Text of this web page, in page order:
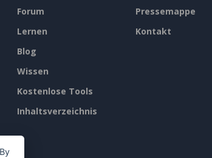
Forum
Lernen
Blog
Wissen
Kostenlose Tools
Inhaltsverzeichnis
Pressemappe
Kontakt